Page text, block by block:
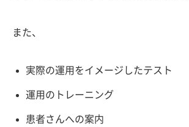
また、
実際の運用をイメージしたテスト
運用のトレーニング
患者さんへの案内